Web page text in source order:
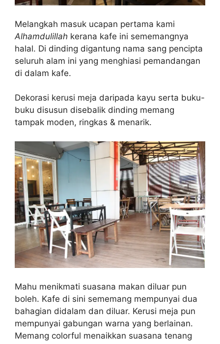
Melangkah masuk ucapan pertama kami
Alhamdulillah kerana kafe ini sememangnya
halal. Di dinding digantung nama sang pencipta
seluruh alam ini yang menghiasi pemandangan
di dalam kafe.
Dekorasi kerusi meja daripada kayu serta buku-
buku disusun disebalik dinding memang
tampak moden, ringkas & menarik.
Mahu menikmati suasana makan diluar pun
boleh. Kafe di sini sememang mempunyai dua
bahagian didalam dan diluar. Kerusi meja pun
mempunyai gabungan warna yang berlainan.
Memang colorful menaikkan suasana tenang